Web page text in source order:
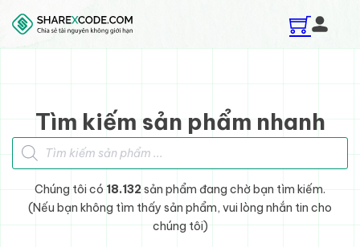
Skip to main content
Skip to footer
Tìm kiếm sản phẩm nhanh
Tìm kiếm sản phẩm
Chúng tôi có 18.132sản phẩm đang chờ bạn tìm kiếm.
(Nếu bạn không tìm thấy sản phẩm, vui lòng nhắn tin cho
chúng tôi)